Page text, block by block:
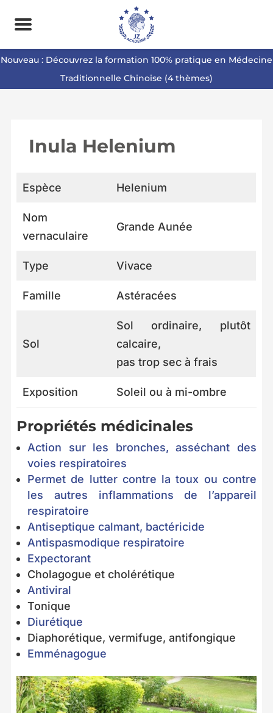
Nouveau : Découvrez la formation 100% pratique en Médecine
Traditionnelle Chinoise (4 thèmes)
Inula Helenium
Espèce Helenium
Nom
vernaculaire
Grande Aunée
Type Vivace
Famille Astéracées
Sol
Sol ordinaire, plutôt
calcaire,
pas trop sec à frais
Exposition Soleil ou à mi-ombre
Propriétés médicinales
Action sur les bronches, asséchant des
voies respiratoires
Permet de lutter contre la toux ou contre
les autres inflammations de l’appareil
respiratoire
Antiseptique calmant, bactéricide
Antispasmodique respiratoire
Expectorant
Cholagogue et cholérétique
Antiviral
Tonique
Diurétique
Diaphorétique, vermifuge, antifongique
Emménagogue